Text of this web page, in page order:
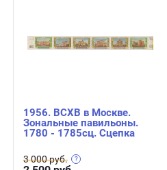
1956. ВСХВ в Москве.
Зональные павильоны.
1780 - 1785сц. Сцепка
3 000 руб.